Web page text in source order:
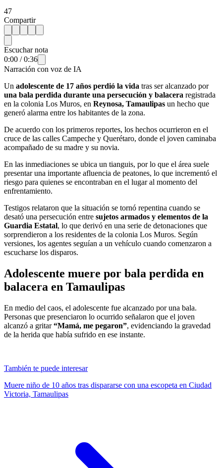
47
Compartir
Escuchar nota
0:00 /0:36
Narración con voz de IA
Un adolescente de 17 años perdió la vida tras ser alcanzado por
una bala perdida durante una persecución y balacera registrada
en la colonia Los Muros, en Reynosa, Tamaulipas un hecho que
generó alarma entre los habitantes de la zona.
De acuerdo con los primeros reportes, los hechos ocurrieron en el
cruce de las calles Campeche y Querétaro, donde el joven caminaba
acompañado de su madre y su novia.
En las inmediaciones se ubica un tianguis, por lo que el área suele
presentar una importante afluencia de peatones, lo que incrementó el
riesgo para quienes se encontraban en el lugar al momento del
enfrentamiento.
Testigos relataron que la situación se tornó repentina cuando se
desató una persecución entre sujetos armados y elementos de la
Guardia Estatal, lo que derivó en una serie de detonaciones que
sorprendieron a los residentes de la colonia Los Muros. Según
versiones, los agentes seguían a un vehículo cuando comenzaron a
escucharse los disparos.
Adolescente muere por bala perdida en
balacera en Tamaulipas
En medio del caos, el adolescente fue alcanzado por una bala.
Personas que presenciaron lo ocurrido señalaron que el joven
alcanzó a gritar“Mamá, me pegaron”, evidenciando la gravedad
de la herida que había sufrido en ese instante.
También te puede interesar
Muere niño de 10 años tras dispararse con una escopeta en Ciudad
Victoria, Tamaulipas